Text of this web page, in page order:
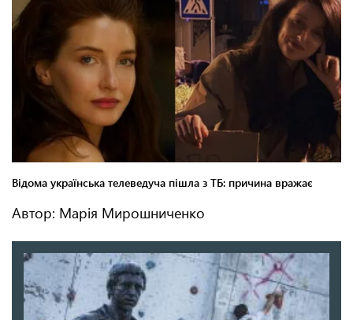
Автор: Марія Мирошниченко